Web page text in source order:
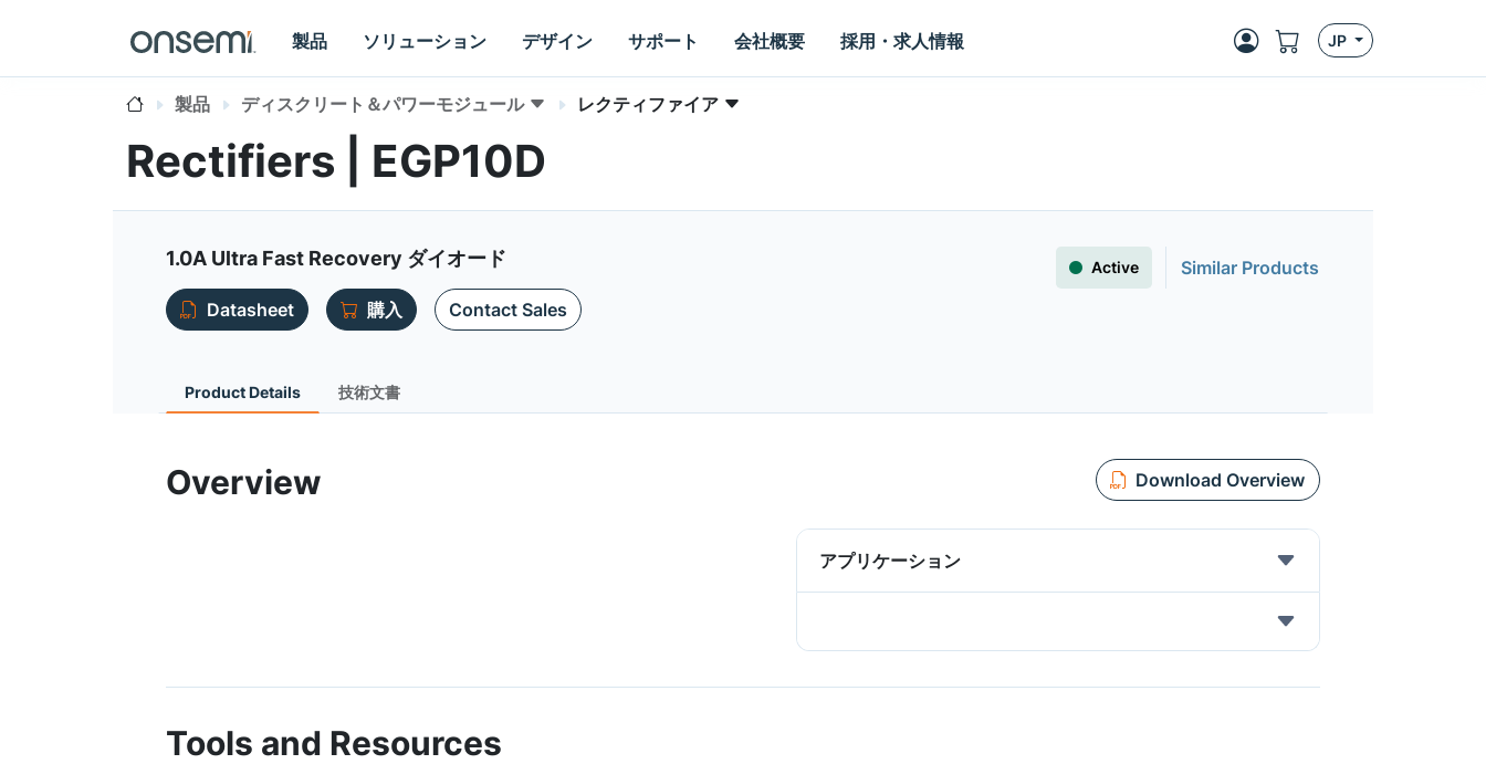
製品 ソリューション デザイン サポート 会社概要 採用・求人情報 JP
製品 ディスクリート＆パワーモジュール レクティファイア
Rectifiers | EGP10D
1.0A Ultra Fast Recovery ダイオード Active
Similar Products
Datasheet
購入 Contact Sales
Product Details 技術文書
Overview Download Overview
アプリケーション
Tools and Resources